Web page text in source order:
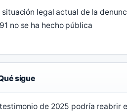
situación legal actual de la
no se ha hecho pública
sigue
de 2025 podría reabrir